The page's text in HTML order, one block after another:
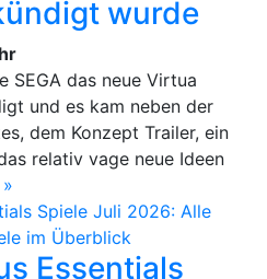
wurde
SEGA das neue Virtua
und es kam neben der
dem Konzept Trailer, ein
relativ vage neue Ideen
Essentials